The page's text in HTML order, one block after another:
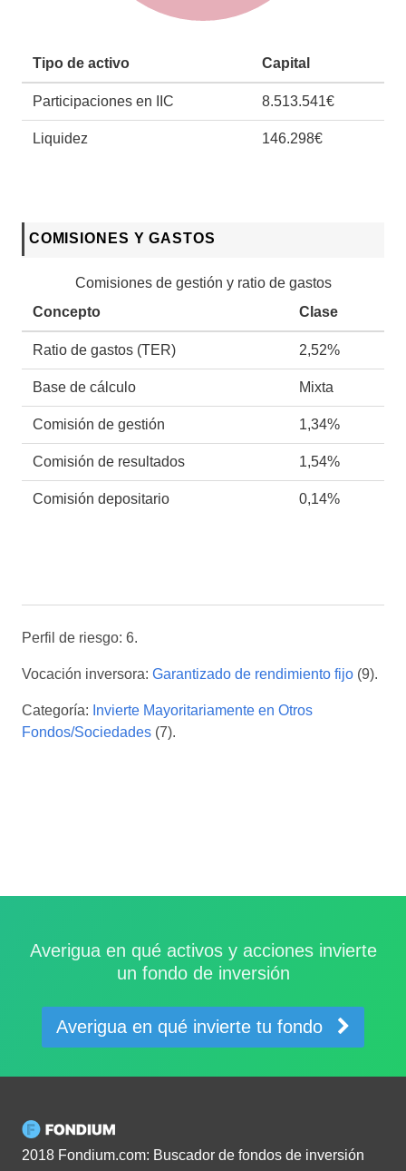
Tipo de activo Capital
Participaciones en IIC 8.513.541€
Liquidez 146.298€
COMISIONES Y GASTOS
Comisiones de gestión y ratio de gastos
Concepto
Clase
Ratio de gastos (TER) 2,52%
Base de cálculo Mixta
Comisión de gestión 1,34%
Comisión de resultados 1,54%
Comisión depositario 0,14%
Perfil de riesgo: 6.
Vocación inversora: Garantizado de rendimiento fijo (9).
Categoría: Invierte Mayoritariamente en Otros
Fondos/Sociedades (7).
Averigua en qué activos y acciones invierte
un fondo de inversión
Averigua en qué invierte tu fondo
2018 Fondium.com: Buscador de fondos de inversión